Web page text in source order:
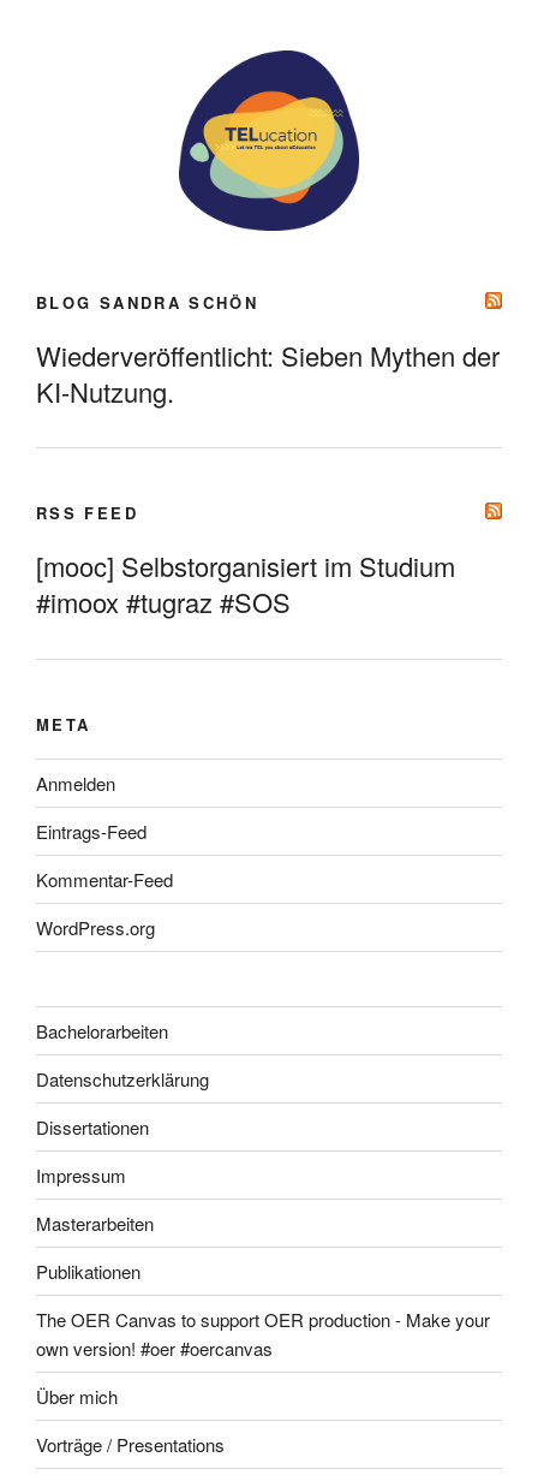
BLOG SANDRA SCHÖN
Wiederveröffentlicht: Sieben Mythen der
KI-Nutzung.
RSS FEED
[mooc] Selbstorganisiert im Studium
#imoox #tugraz #SOS
META
Anmelden
Eintrags-Feed
Kommentar-Feed
WordPress.org
Bachelorarbeiten
Datenschutzerklärung
Dissertationen
Impressum
Masterarbeiten
Publikationen
The OER Canvas to support OER production - Make your
own version! #oer #oercanvas
Über mich
Vorträge / Presentations